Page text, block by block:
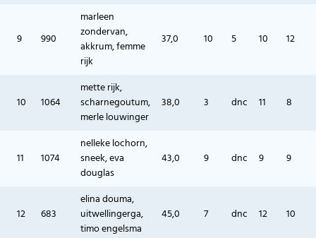
9 990
marleen
zondervan,
akkrum, femme
rijk
37,0 10 5 10 12
10 1064
mette rijk,
scharnegoutum,
merle louwinger
38,0 3 dnc 11 8
11 1074
nelleke lochorn,
sneek, eva
douglas
43,0 9 dnc 9 9
12 683
elina douma,
uitwellingerga,
timo engelsma
45,0 7 dnc 12 10